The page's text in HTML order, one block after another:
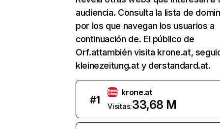
audiencia. Consulta la lista de
por los que navegan los usuarios a
continuación de. El público de
Orf.attambién visita krone.at,
kleinezeitung.at y derstandard.at.
#1
krone.at
Visitas:33,68 M